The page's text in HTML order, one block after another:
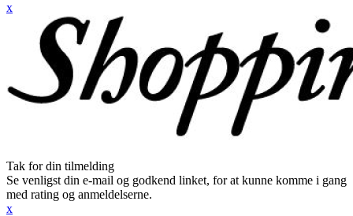
x
Tak for din tilmelding
Se venligst din e-mail og godkend linket, for at kunne komme i gang
med rating og anmeldelserne.
x